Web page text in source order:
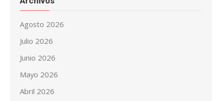
Agosto 2026
Julio 2026
Junio 2026
Mayo 2026
Abril 2026